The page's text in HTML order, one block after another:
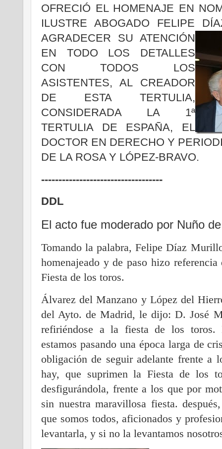
OFRECIÓ EL HOMENAJE EN
ILUSTRE ABOGADO FELIPE
AGRADECER SU ATENCIÓN
EN TODO LOS DETALLES
CON TODOS LOS
ASISTENTES, AL CREADOR
DE ESTA TERTULIA,
CONSIDERADA LA 1ª
TERTULIA DE ESPAÑA, EL
DOCTOR EN DERECHO Y
DE LA ROSA Y LÓPEZ-BRAVO.
-----------------------------------
DDL
El acto fue moderado por Nuño
Tomando la palabra, Felipe Díaz
homenajeado y de paso hizo
Fiesta de los toros.
Álvarez del Manzano y López del
del Ayto. de Madrid, le dijo: D. José
refiriéndose a la fiesta de los toros.
estamos pasando una época larga de
obligación de seguir adelante frente a
hay, que suprimen la Fiesta de los
desfigurándola, frente a los que por
sin nuestra maravillosa fiesta.
que somos todos, aficionados y
levantarla, y si no la levantamos